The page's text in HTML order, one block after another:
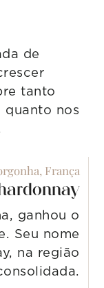
de
tanto
quanto nos
França
ganhou o
Seu nome
na região